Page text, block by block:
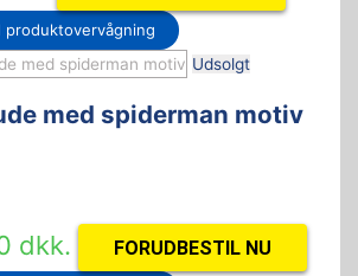
produktovervågning
Udsolgt
med spiderman motiv
dkk. FORUDBESTIL NU